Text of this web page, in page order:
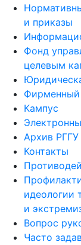
и приказы
Фонд
целевым
Фирменный
Кампус
Архив РГГУ
Контакты
идеологии
и
Вопрос
Часто